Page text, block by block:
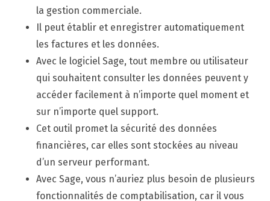
la gestion commerciale.
Il peut établir et enregistrer automatiquement
les factures et les données.
Avec le logiciel Sage, tout membre ou utilisateur
qui souhaitent consulter les données peuvent y
accéder facilement à n’importe quel moment et
sur n’importe quel support.
Cet outil promet la sécurité des données
financières, car elles sont stockées au niveau
d’un serveur performant.
Avec Sage, vous n’auriez plus besoin de plusieurs
fonctionnalités de comptabilisation, car il vous